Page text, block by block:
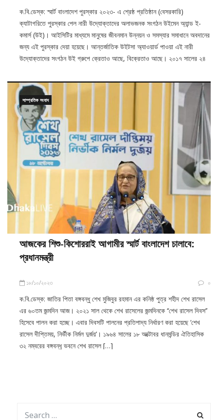
ক.বি.ডেস্ক: স্মার্ট বাংলাদেশ পুরস্কার ২০২৩- এ শ্রেষ্ঠ প্রতিষ্ঠান (বেসরকারি)
ক্যাটাগরিতে পুরস্কার পেল নারী উদ্যোক্তাদের অলাভজনক সংগঠন উইমেন অ্যান্ড ই-
কমার্স (উই)। আইসিটির মাধ্যমে মানুষের জীবনমান উন্নয়ন ও সমস্যার সমাধানে অবদানের
জন্য এই পুরস্কার দেয়া হয়েছে। আন্তর্জাতিক উইটসা অ্যাওয়ার্ড পাওয়া এই নারী
উদ্যোক্তাদের সংগঠন উই গ্রুপে ক্রেতাও আছে, বিক্রেতাও আছে। ২০১৭ সালের ২৪
সাম্প্রতিক সংবাদ
আজকের শিশু-কিশোররাই আগামীর স্মার্ট বাংলাদেশ চালাবে:
প্রধানমন্ত্রী
১৮/১০/২০২৩ ০
ক.বি.ডেস্ক: জাতির পিতা বঙ্গবন্ধু শেখ মুজিবুর রহমান এর কনিষ্ঠ পুত্র শহীদ শেখ রাসেল
এর ৬০তম জন্মদিন আজ। ২০২১ সাল থেকে শেখ রাসেলের জন্মদিনকে ‘‘শেখ রাসেল দিবস’’
হিসেবে পালন করা হচ্ছে। এবার দিবসটি পালনের প্রতিপাদ্য নির্ধারণ করা হয়েছে ‘শেখ
রাসেল দীপ্তিময়, নির্ভীক নির্মল দুর্জয়’। ১৯৬৪ সালের ১৮ অক্টোবর ধানমন্ডির ঐতিহাসিক
৩২ নম্বরের বঙ্গবন্ধু ভবনে শেখ রাসেল […]